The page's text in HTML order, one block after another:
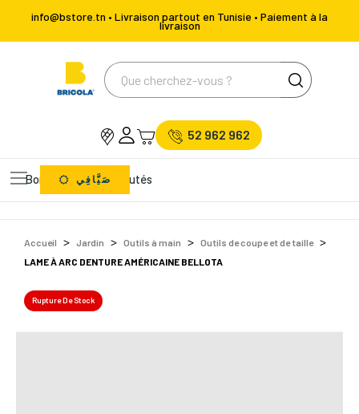
info@bstore.tn • Livraison partout en Tunisie • Paiement à la
livraison
52 962 962
Bons Plans Nouveautés
صَيَّافِي
Accueil Jardin Outils à main
Outils de coupe et de taille
LAME À ARC DENTURE AMÉRICAINE BELLOTA
Rupture De Stock